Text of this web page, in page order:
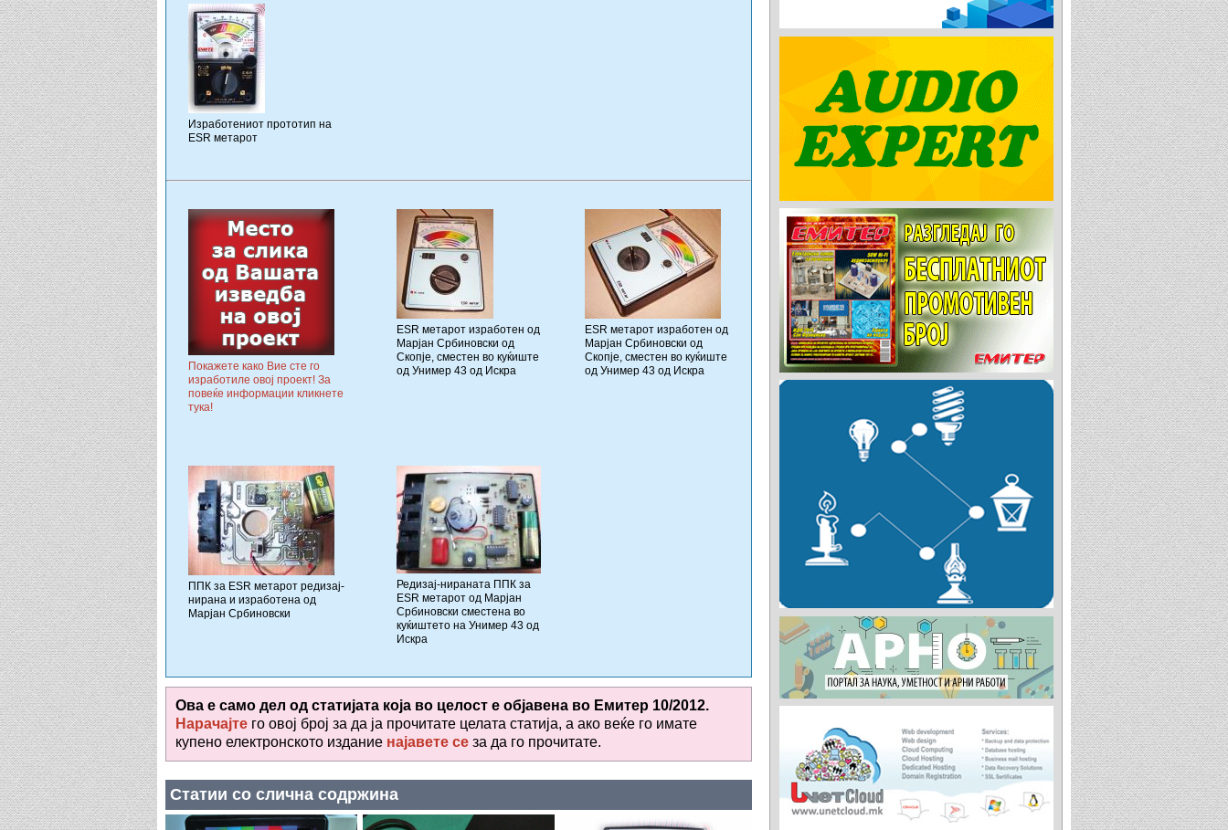
Изработениот прототип на
ESR метарот
Покажете како Вие сте го
изработиле овој проект! За
повеќе информации кликнете
тука!
ESR метарот изработен од
Марјан Србиновски од
Скопје, сместен во куќиште
од Унимер 43 од Искра
ESR метарот изработен од
Марјан Србиновски од
Скопје, сместен во куќиште
од Унимер 43 од Искра
ППК за ESR метарот редизај-
нирана и изработена од
Марјан Србиновски
Редизај-нираната ППК за
ESR метарот од Марјан
Србиновски сместена во
куќиштето на Унимер 43 од
Искра
Ова е само дел од статијата која во целост е објавена во Емитер 10/2012.
Нарачајте го овој број за да ја прочитате целата статија, а ако веќе го имате
купено електронското издание најавете се за да го прочитате.
Статии со слична содржина